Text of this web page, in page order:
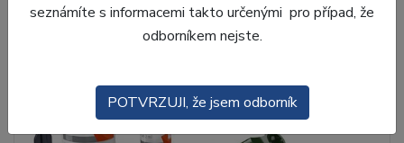
seznámíte s informacemi takto určenými pro případ, že
odborníkem nejste.
POTVRZUJI, že jsem odborník